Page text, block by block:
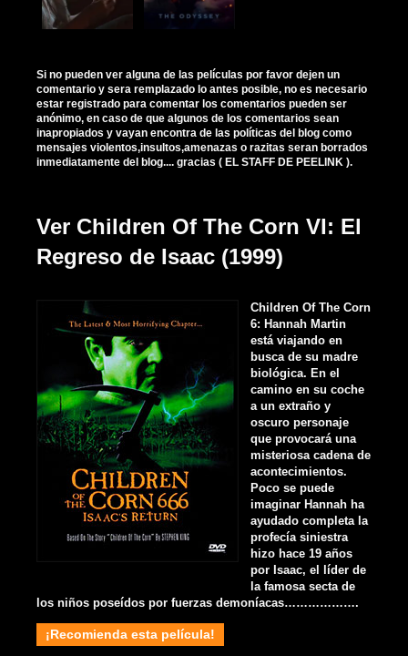
Si no pueden ver alguna de las películas por favor dejen un
comentario y sera remplazado lo antes posible, no es necesario
estar registrado para comentar los comentarios pueden ser
anónimo, en caso de que algunos de los comentarios sean
inapropiados y vayan encontra de las políticas del blog como
mensajes violentos,insultos,amenazas o razitas seran borrados
inmediatamente del blog.... gracias ( EL STAFF DE PEELINK ).
Ver Children Of The Corn VI: El
Regreso de Isaac (1999)
Children Of The Corn
6: Hannah Martin
está viajando en
busca de su madre
biológica. En el
camino en su coche
a un extraño y
oscuro personaje
que provocará una
misteriosa cadena de
acontecimientos.
Poco se puede
imaginar Hannah ha
ayudado completa la
profecía siniestra
hizo hace 19 años
por Isaac, el líder de
la famosa secta de
los niños poseídos por fuerzas demoníacas……………….
¡Recomienda esta película!